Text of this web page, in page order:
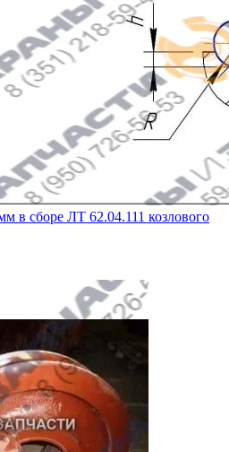
в сборе ЛТ 62.04.111 козлового